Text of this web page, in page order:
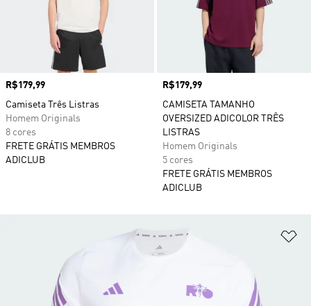
Preço
R$179,99
Camiseta Três Listras
Homem Originals
8 cores
FRETE GRÁTIS MEMBROS
ADICLUB
Preço
R$179,99
CAMISETA TAMANHO
OVERSIZED ADICOLOR TRÊS
LISTRAS
Homem Originals
5 cores
FRETE GRÁTIS MEMBROS
ADICLUB